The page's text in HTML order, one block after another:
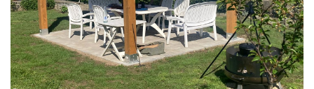
PERGOLA